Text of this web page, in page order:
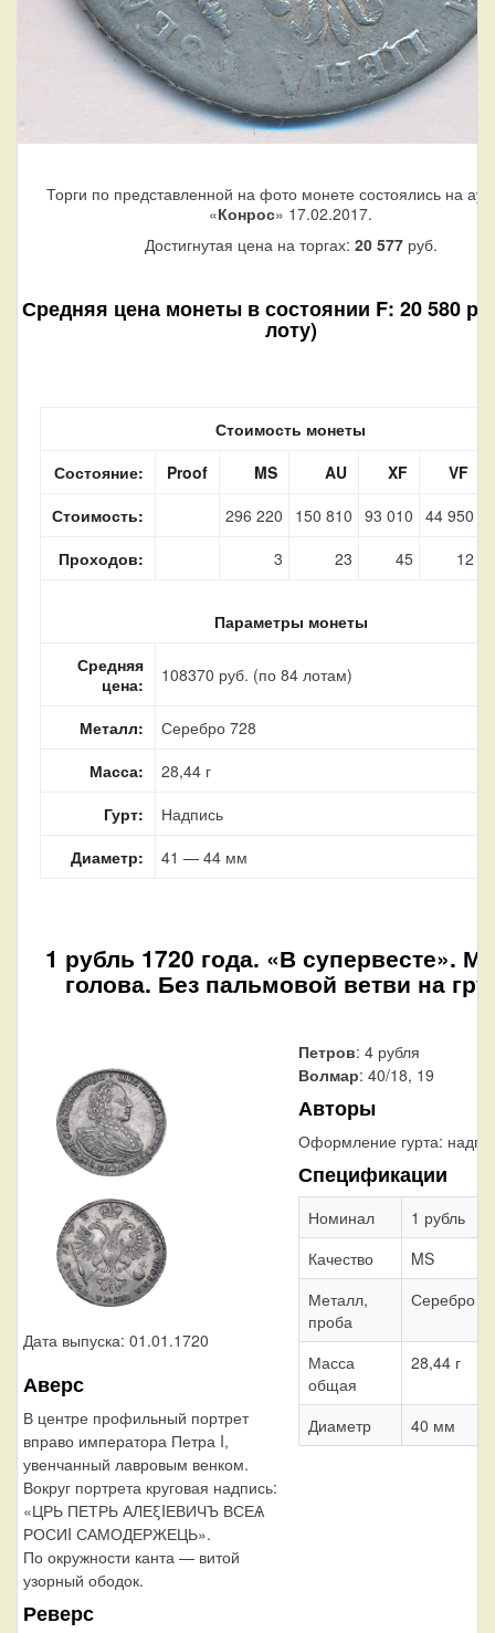
Торги по представленной на фото монете состоялись на
«Конрос» 17.02.2017.
Достигнутая цена на торгах: 20 577руб.
Средняя цена монеты в состоянии F: 20 580
лоту)
Стоимость монеты
Состояние:
Proof MS AU XF
VF
Стоимость:
296 220 150 810 93 010 44 950
Проходов:
3 23 45 12
Параметры монеты
Средняя
цена:
108370 руб. (по 84 лотам)
Металл:
Серебро 728
Масса:
28,44 г
Гурт:
Надпись
Диаметр:
41 — 44 мм
1 рубль 1720 года. «В супервесте».
голова. Без пальмовой ветви на
Дата выпуска: 01.01.1720
Аверс
В центре профильный портрет
вправо императора Петра I,
увенчанный лавровым венком.
Вокруг портрета круговая надпись:
«ЦРЬ ПЕТРЬ АЛЕξIЕВИЧЪ ВСЕѦ
РОСИI САМОДЕРЖЕЦЬ».
По окружности канта — витой
узорный ободок.
Реверс
Петров: 4 рубля
Волмар: 40/18, 19
Авторы
Оформление гурта:
Спецификации
Номинал
1 рубль
Качество
MS
Металл,
проба
Серебро
Масса
общая
28,44 г
Диаметр 40 мм